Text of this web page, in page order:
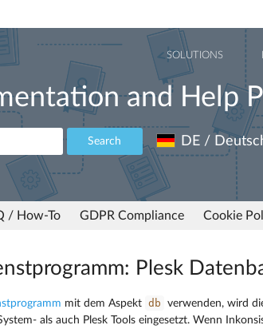
SOLUTIONS
and Help
Search DE /
/ How-To GDPR Compliance Cookie
Plesk
mit dem Aspekt db
verwenden, wird
als auch Plesk Tools eingesetzt. Wenn